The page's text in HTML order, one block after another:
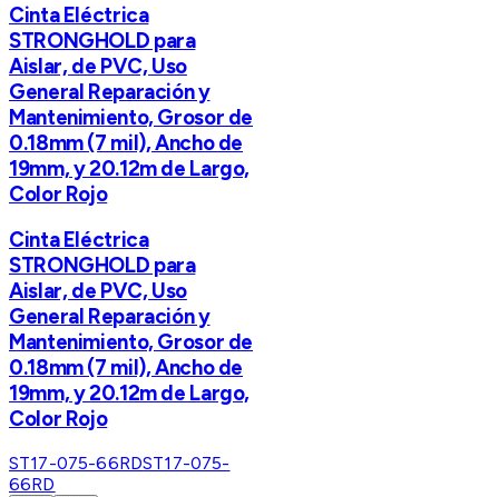
Cinta Eléctrica
STRONGHOLD para
Aislar, de PVC, Uso
General Reparación y
Mantenimiento, Grosor de
0.18mm (7 mil), Ancho de
19mm, y 20.12m de Largo,
Color Rojo
Cinta Eléctrica
STRONGHOLD para
Aislar, de PVC, Uso
General Reparación y
Mantenimiento, Grosor de
0.18mm (7 mil), Ancho de
19mm, y 20.12m de Largo,
Color Rojo
ST17-075-66RDST17-075-
66RD